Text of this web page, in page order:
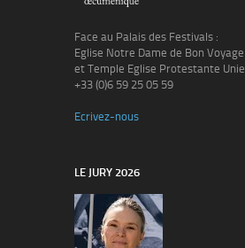
Face au Palais des Festivals :
Eglise Notre Dame de Bon Voyage
et Temple Eglise Protestante Unie
+33 (0)6 59 25 05 59
Ecrivez-nous
LE JURY 2026